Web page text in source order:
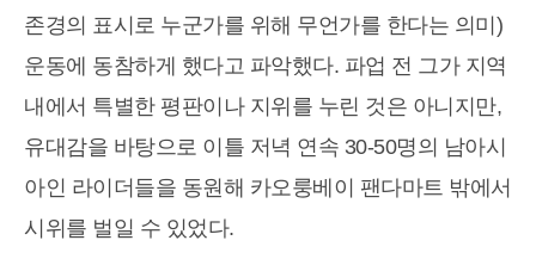
존경의 표시로 누군가를 위해 무언가를 한다는 의미)
운동에 동참하게 했다고 파악했다. 파업 전 그가 지역
내에서 특별한 평판이나 지위를 누린 것은 아니지만,
유대감을 바탕으로 이틀 저녁 연속 30-50명의 남아시
아인 라이더들을 동원해 카오룽베이 팬다마트 밖에서
시위를 벌일 수 있었다.